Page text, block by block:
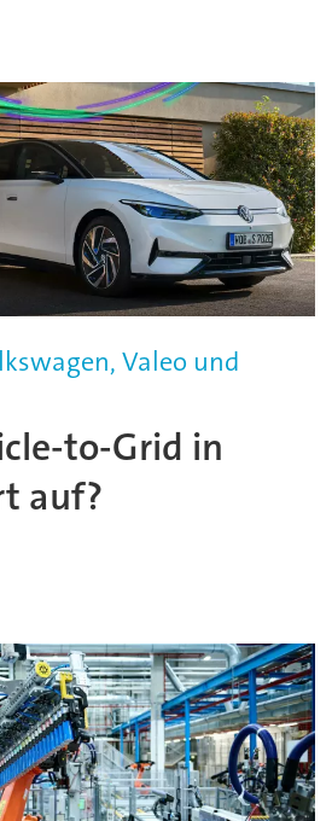
Valeo und
to-Grid in
auf?